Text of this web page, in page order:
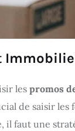
les promos
de saisir les
il faut une